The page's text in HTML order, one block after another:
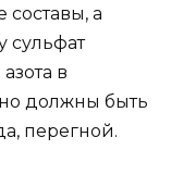
а
сульфат
в
должны быть
перегной.